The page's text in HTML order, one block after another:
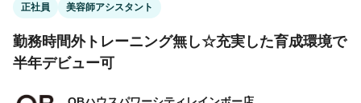
正社員 美容師アシスタント
勤務時間外トレーニング無し☆充実した育成環境で
半年デビュー可